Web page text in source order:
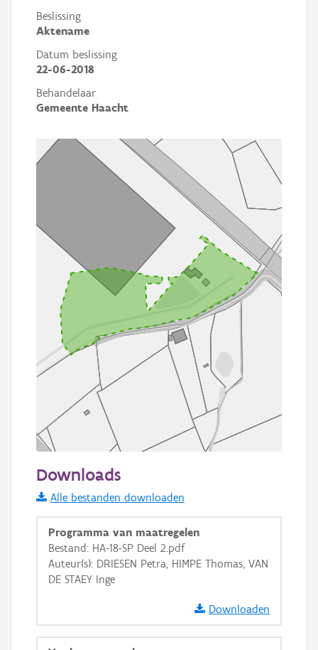
Beslissing
Aktename
Datum beslissing
22-06-2018
Behandelaar
Gemeente Haacht
Informatie Vlaanderen
i
+ −
Downloads
Alle bestanden downloaden
Programma van maatregelen
Bestand: HA-18-SP Deel 2.pdf
Auteur(s): DRIESEN Petra, HIMPE Thomas, VAN
DE STAEY Inge
Downloaden